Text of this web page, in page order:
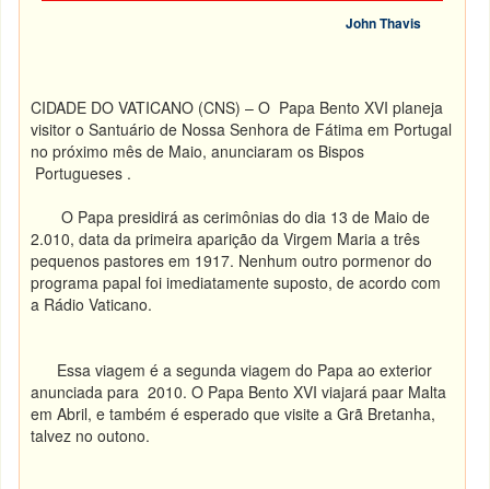
John Thavis
CIDADE DO VATICANO (CNS) – O Papa Bento XVI planeja
visitor o Santuário de Nossa Senhora de Fátima em Portugal
no próximo mês de Maio, anunciaram os Bispos
Portugueses .
O Papa presidirá as cerimônias do dia 13 de Maio de
2.010, data da primeira aparição da Virgem Maria a três
pequenos pastores em 1917. Nenhum outro pormenor do
programa papal foi imediatamente suposto, de acordo com
a Rádio Vaticano.
Essa viagem é a segunda viagem do Papa ao exterior
anunciada para 2010. O Papa Bento XVI viajará paar Malta
em Abril, e também é esperado que visite a Grã Bretanha,
talvez no outono.